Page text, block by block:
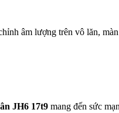
âm lượng trên vô lăn,
JH6 17t9 mang đến sức